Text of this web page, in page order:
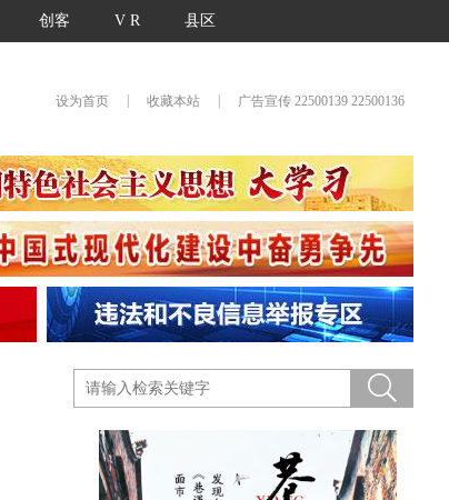
创客 V R 县区
设为首页 收藏本站 广告宣传 22500139 22500136